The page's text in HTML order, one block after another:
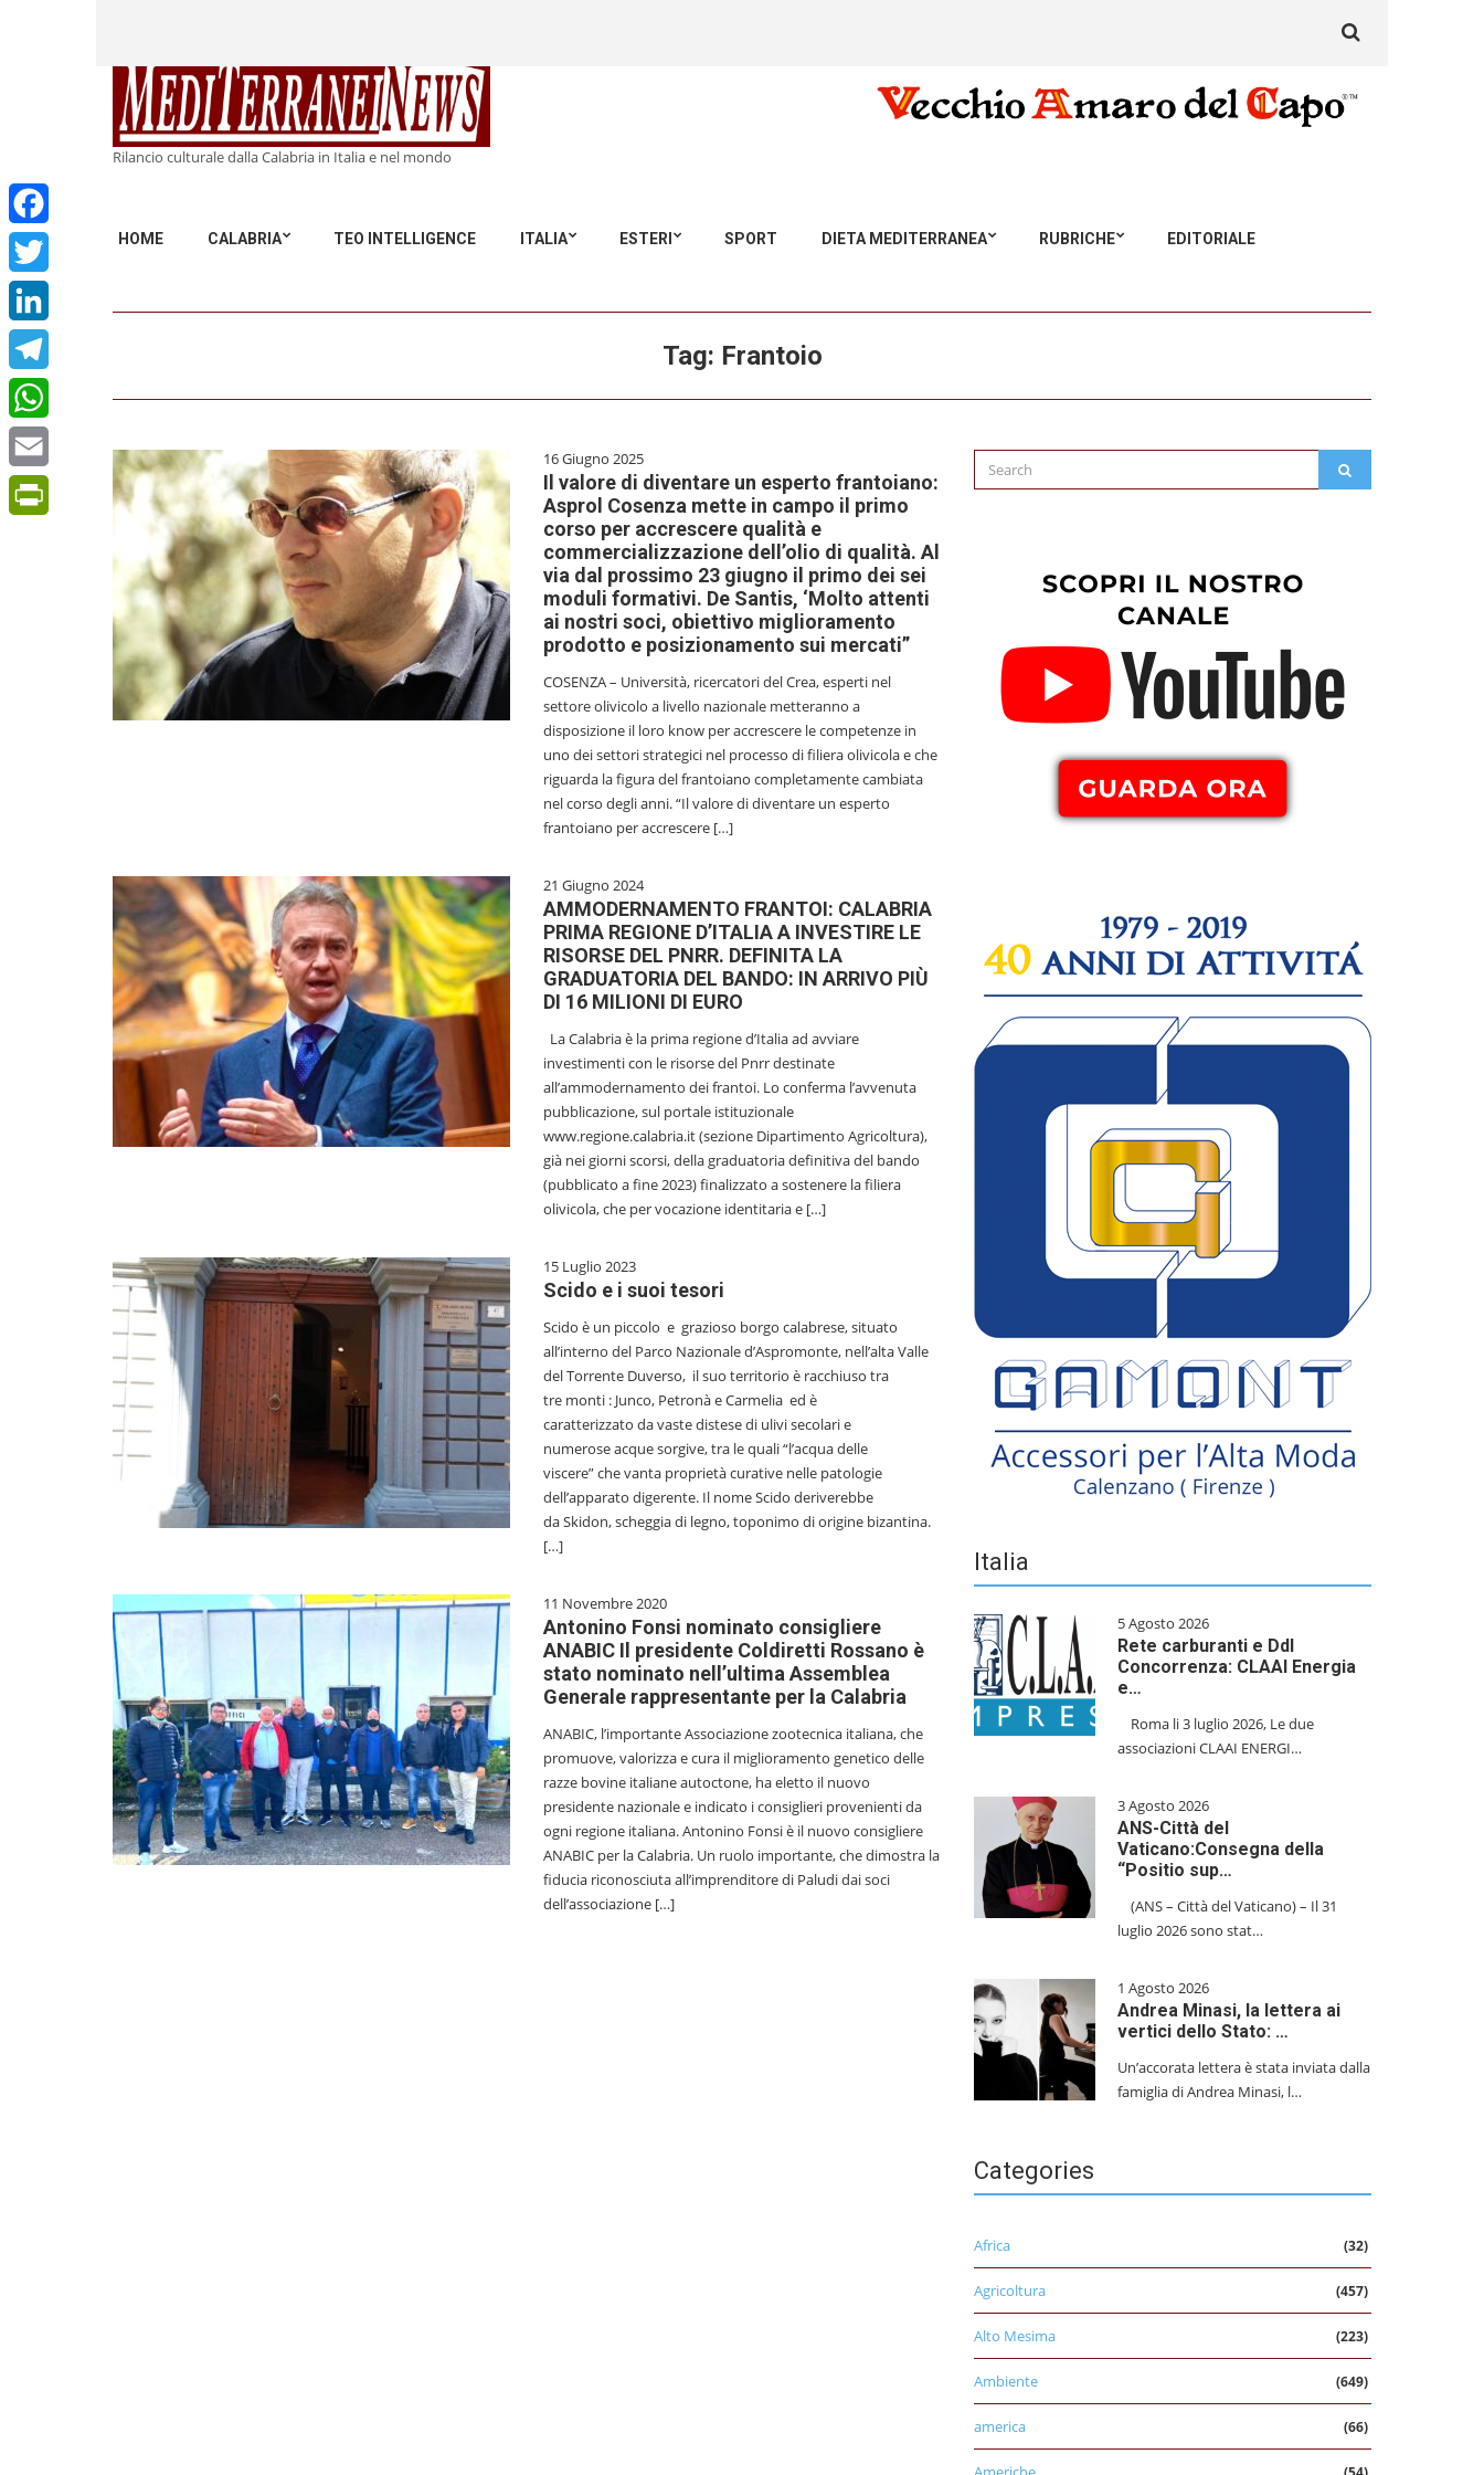
Rilancio culturale dalla Calabria in Italia e nel mondo
HOME CALABRIA TEO INTELLIGENCE ITALIA ESTERI SPORT DIETA MEDITERRANEA RUBRICHE EDITORIALE
for:
Facebook
Twitter
LinkedIn
Telegram
WhatsApp
Email
Tag: Frantoio
16 Giugno 2025
Il valore di diventare un esperto frantoiano:
Asprol Cosenza mette in campo il primo
corso per accrescere qualità e
commercializzazione dell’olio di qualità. Al
via dal prossimo 23 giugno il primo dei sei
moduli formativi. De Santis, ‘Molto attenti
ai nostri soci, obiettivo miglioramento
prodotto e posizionamento sui mercati”
COSENZA – Università, ricercatori del Crea, esperti nel
settore olivicolo a livello nazionale metteranno a
disposizione il loro know per accrescere le competenze in
uno dei settori strategici nel processo di filiera olivicola e che
riguarda la figura del frantoiano completamente cambiata
nel corso degli anni. “Il valore di diventare un esperto
frantoiano per accrescere […]
21 Giugno 2024
AMMODERNAMENTO FRANTOI: CALABRIA
PRIMA REGIONE D’ITALIA A INVESTIRE LE
RISORSE DEL PNRR. DEFINITA LA
GRADUATORIA DEL BANDO: IN ARRIVO PIÙ
DI 16 MILIONI DI EURO
La Calabria è la prima regione d’Italia ad avviare
investimenti con le risorse del Pnrr destinate
all’ammodernamento dei frantoi. Lo conferma l’avvenuta
pubblicazione, sul portale istituzionale
www.regione.calabria.it (sezione Dipartimento Agricoltura),
già nei giorni scorsi, della graduatoria definitiva del bando
(pubblicato a fine 2023) finalizzato a sostenere la filiera
olivicola, che per vocazione identitaria e […]
15 Luglio 2023
Scido e i suoi tesori
Scido è un piccolo e grazioso borgo calabrese, situato
all’interno del Parco Nazionale d’Aspromonte, nell’alta Valle
del Torrente Duverso, il suo territorio è racchiuso tra
tre monti : Junco, Petronà e Carmelia ed è
caratterizzato da vaste distese di ulivi secolari e
numerose acque sorgive, tra le quali “l’acqua delle
viscere” che vanta proprietà curative nelle patologie
dell’apparato digerente. Il nome Scido deriverebbe
da Skidon, scheggia di legno, toponimo di origine bizantina.
[…]
11 Novembre 2020
Antonino Fonsi nominato consigliere
ANABIC Il presidente Coldiretti Rossano è
stato nominato nell’ultima Assemblea
Generale rappresentante per la Calabria
ANABIC, l’importante Associazione zootecnica italiana, che
promuove, valorizza e cura il miglioramento genetico delle
razze bovine italiane autoctone, ha eletto il nuovo
presidente nazionale e indicato i consiglieri provenienti da
ogni regione italiana. Antonino Fonsi è il nuovo consigliere
ANABIC per la Calabria. Un ruolo importante, che dimostra la
fiducia riconosciuta all’imprenditore di Paludi dai soci
dell’associazione […]
Search
for:
Italia
5 Agosto 2026
Rete carburanti e Ddl
Concorrenza: CLAAI Energia
e…
​Roma li 3 luglio 2026, Le due
associazioni CLAAI ENERGI…
3 Agosto 2026
ANS-Città del
Vaticano:Consegna della
“Positio sup…
(ANS – Città del Vaticano) – Il 31
luglio 2026 sono stat…
1 Agosto 2026
Andrea Minasi, la lettera ai
vertici dello Stato: …
Un’accorata lettera è stata inviata dalla
famiglia di Andrea Minasi, l…
Categories
Africa (32)
Agricoltura (457)
Alto Mesima (223)
Ambiente (649)
america (66)